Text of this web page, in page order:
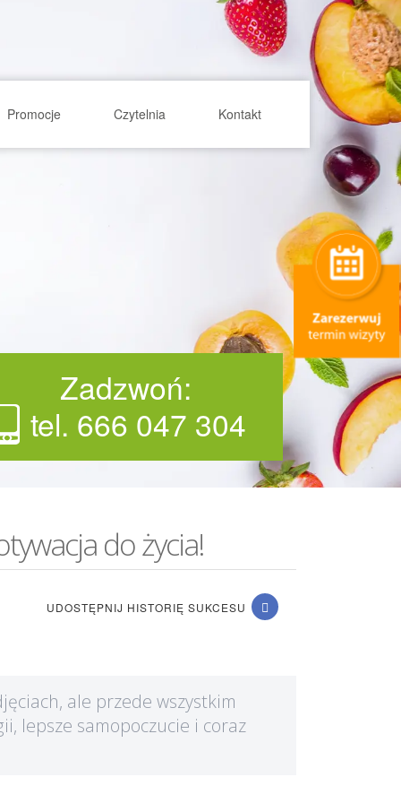
Promocje Czytelnia Kontakt
Zadzwoń:
tel. 666 047 304
do życia!
UDOSTĘPNIJ HISTORIĘ SUKCESU
ale przede wszystkim
lepsze samopoczucie i coraz